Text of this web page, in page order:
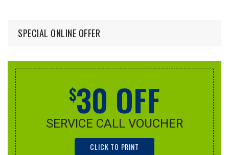
SPECIAL ONLINE OFFER
$30 OFF
SERVICE CALL VOUCHER
CLICK TO PRINT